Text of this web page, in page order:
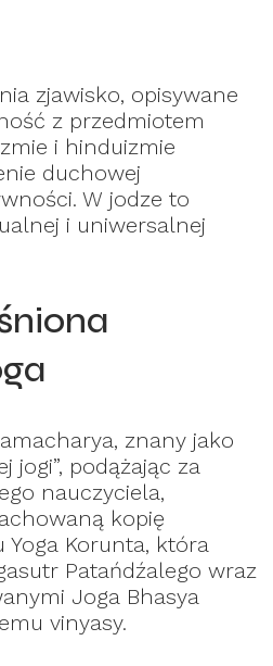
zjawisko, opisywane
z przedmiotem
i hinduizmie
duchowej
W jodze to
i uniwersalnej
znany jako
jogi”, podążając za
nauczyciela,
kopię
Korunta, która
Patańdźalego wraz
Joga Bhasya
vinyasy.